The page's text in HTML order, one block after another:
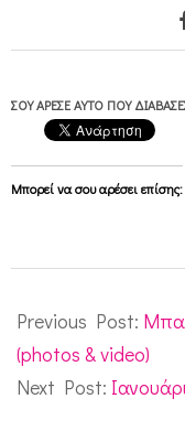
ΣΟΥ ΆΡΕΣΕ ΑΥΤΌ ΠΟΥ
Μπορεί να σου αρέσει επίσης:
12-
31
Previous Post:
(photos & video)
Next Post: